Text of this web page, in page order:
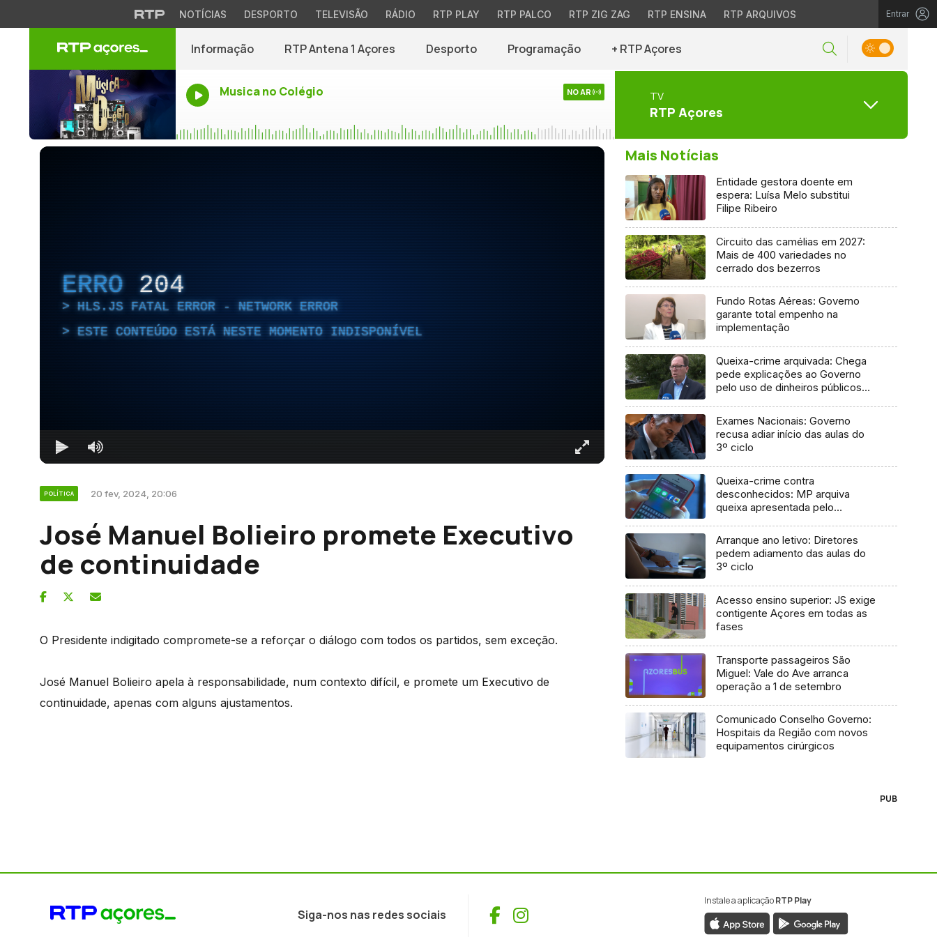
NOTÍCIAS DESPORTO TELEVISÃO RÁDIO RTP PLAY RTP PALCO RTP ZIG ZAG RTP ENSINA RTP ARQUIVOS Entrar
Informação RTP Antena 1 Açores Desporto Programação + RTP Açores
Musica no Colégio NO AR TV
RTP Açores
ERRO 204
HLS.JS FATAL ERROR - NETWORK ERROR
ESTE CONTEÚDO ESTÁ NESTE MOMENTO INDISPONÍVEL
POLÍTICA 20 fev, 2024, 20:06
José Manuel Bolieiro promete Executivo
de continuidade
O Presidente indigitado compromete-se a reforçar o diálogo com todos os partidos, sem exceção.
José Manuel Bolieiro apela à responsabilidade, num contexto difícil, e promete um Executivo de
continuidade, apenas com alguns ajustamentos.
Mais Notícias
Entidade gestora doente em
espera: Luísa Melo substitui
Filipe Ribeiro
Circuito das camélias em 2027:
Mais de 400 variedades no
cerrado dos bezerros
Fundo Rotas Aéreas: Governo
garante total empenho na
implementação
Queixa-crime arquivada: Chega
pede explicações ao Governo
pelo uso de dinheiros públicos
Exames Nacionais: Governo
recusa adiar início das aulas do
3º ciclo
Queixa-crime contra
desconhecidos: MP arquiva
queixa apresentada pelo
Arranque ano letivo: Diretores
pedem adiamento das aulas do
3º ciclo
Acesso ensino superior: JS exige
contigente Açores em todas as
fases
Transporte passageiros São
Miguel: Vale do Ave arranca
operação a 1 de setembro
Comunicado Conselho Governo:
Hospitais da Região com novos
equipamentos cirúrgicos
PUB
Siga-nos nas redes sociais Facebook
Instagram
Instale a aplicaçãoRTP Play